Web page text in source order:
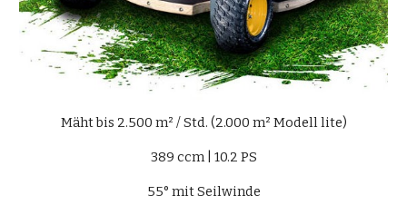
Mäht bis 2.500 m² / Std. (2.000 m² Modell lite)
389 ccm | 10.2 PS
55° mit Seilwinde